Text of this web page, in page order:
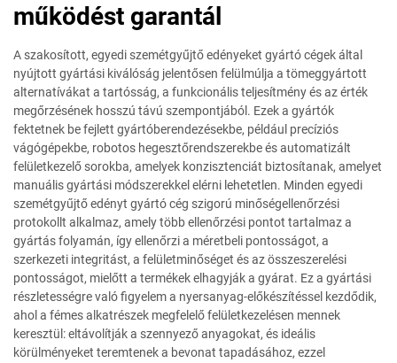
működést garantál
A szakosított, egyedi szemétgyűjtő edényeket gyártó cégek által
nyújtott gyártási kiválóság jelentősen felülmúlja a tömeggyártott
alternatívákat a tartósság, a funkcionális teljesítmény és az érték
megőrzésének hosszú távú szempontjából. Ezek a gyártók
fektetnek be fejlett gyártóberendezésekbe, például precíziós
vágógépekbe, robotos hegesztőrendszerekbe és automatizált
felületkezelő sorokba, amelyek konzisztenciát biztosítanak, amelyet
manuális gyártási módszerekkel elérni lehetetlen. Minden egyedi
szemétgyűjtő edényt gyártó cég szigorú minőségellenőrzési
protokollt alkalmaz, amely több ellenőrzési pontot tartalmaz a
gyártás folyamán, így ellenőrzi a méretbeli pontosságot, a
szerkezeti integritást, a felületminőséget és az összeszerelési
pontosságot, mielőtt a termékek elhagyják a gyárat. Ez a gyártási
részletességre való figyelem a nyersanyag-előkészítéssel kezdődik,
ahol a fémes alkatrészek megfelelő felületkezelésen mennek
keresztül: eltávolítják a szennyező anyagokat, és ideális
körülményeket teremtenek a bevonat tapadásához, ezzel